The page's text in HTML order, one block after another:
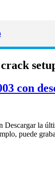
con
la
puede